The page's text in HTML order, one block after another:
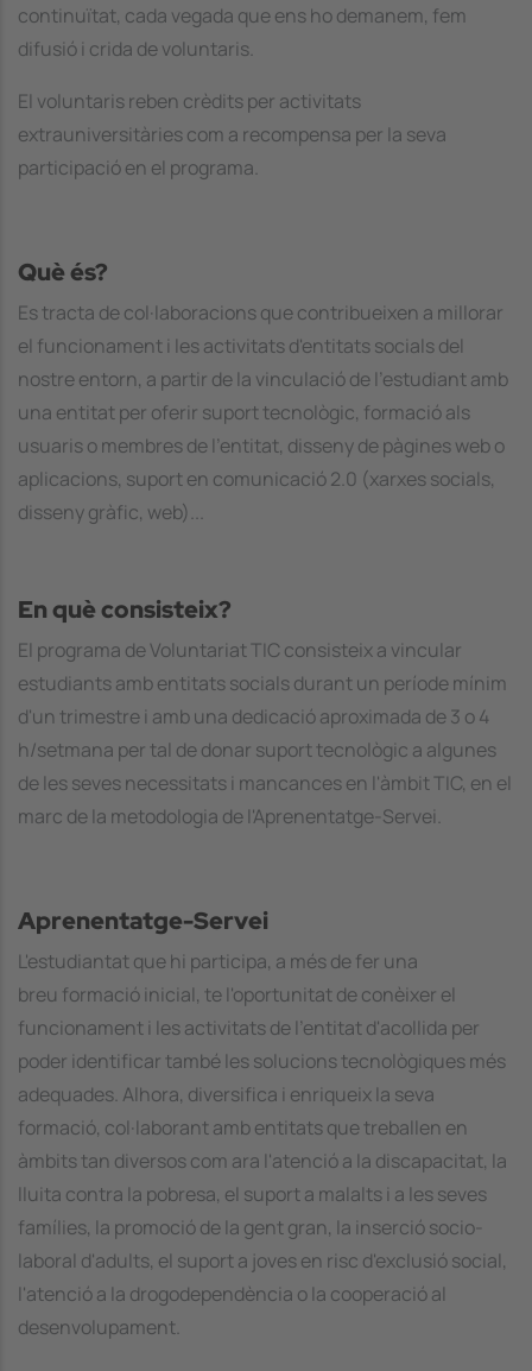
continuïtat, cada vegada que ens ho demanem, fem
difusió i crida de voluntaris.
El voluntaris reben crèdits per activitats
extrauniversitàries com a recompensa per la seva
participació en el programa.
Què és?
Es tracta de col·laboracions que contribueixen a millorar
el funcionament i les activitats d'entitats socials del
nostre entorn, a partir de la vinculació de l'estudiant amb
una entitat per oferir suport tecnològic, formació als
usuaris o membres de l'entitat, disseny de pàgines web o
aplicacions, suport en comunicació 2.0 (xarxes socials,
disseny gràfic, web)...
En què consisteix?
El programa de Voluntariat TIC consisteix a vincular
estudiants amb entitats socials durant un període mínim
d'un trimestrei amb una dedicació aproximada de 3 o 4
h/setmana per tal de donar suport tecnològic a algunes
de les seves necessitats i mancances en l'àmbit TIC, en el
marc de la metodologia de l'Aprenentatge-Servei.
Aprenentatge-Servei
L'estudiantat que hi participa, a més de fer una
breu formació inicial, te l'oportunitat de conèixer el
funcionament i les activitats de l'entitat d'acollida per
poder identificar també les solucions tecnològiques més
adequades. Alhora, diversifica i enriqueix la seva
formació, col·laborant amb entitats que treballen en
àmbits tan diversos com ara l'atenció a la discapacitat, la
lluita contra la pobresa, el suport a malalts i a les seves
famílies, la promoció de la gent gran, la inserció socio-
laboral d'adults, el suport a joves en risc d'exclusió social,
l'atenció a la drogodependència o la cooperació al
desenvolupament.